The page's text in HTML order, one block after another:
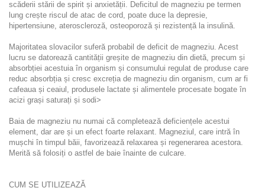
scăderii stării de spirit și anxietății. Deficitul de magneziu pe termen
lung crește riscul de atac de cord, poate duce la depresie,
hipertensiune, ateroscleroză, osteoporoză și rezistență la insulină.
Majoritatea slovacilor suferă probabil de deficit de magneziu. Acest
lucru se datorează cantității greșite de magneziu din dietă, precum și
absorbției acestuia în organism și consumului regulat de produse care
reduc absorbția și cresc excreția de magneziu din organism, cum ar fi
cafeaua și ceaiul, produsele lactate și alimentele procesate bogate în
acizi grași saturați și sodi>
Baia de magneziu nu numai că completează deficiențele acestui
element, dar are și un efect foarte relaxant. Magneziul, care intră în
mușchi în timpul băii, favorizează relaxarea și regenerarea acestora.
Merită să folosiți o astfel de baie înainte de culcare.
CUM SE UTILIZEAZĂ